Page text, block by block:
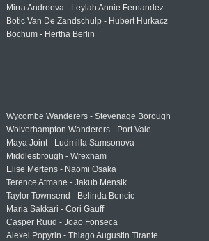
Mirra Andreeva - Leylah Annie Fernandez
Botic Van De Zandschulp - Hubert Hurkacz
Bochum - Hertha Berlin
Wycombe Wanderers - Stevenage Borough
Wolverhampton Wanderers - Port Vale
Maya Joint - Ludmilla Samsonova
Middlesbrough - Wrexham
Elise Mertens - Naomi Osaka
Terence Atmane - Jakub Mensik
Taylor Townsend - Belinda Bencic
Maria Sakkari - Cori Gauff
Casper Ruud - Joao Fonseca
Alexei Popyrin - Thiago Augustin Tirante